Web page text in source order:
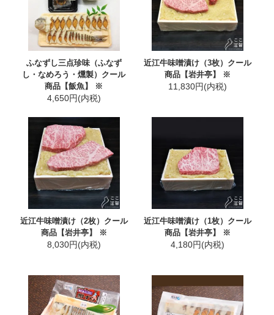
ふなずし三点珍味（ふなず
し・なめろう・燻製）クール
商品【飯魚】 ※
4,650円(内税)
近江牛味噌漬け（3枚）クール
商品【岩井亭】 ※
11,830円(内税)
近江牛味噌漬け（2枚）クール
商品【岩井亭】 ※
8,030円(内税)
近江牛味噌漬け（1枚）クール
商品【岩井亭】 ※
4,180円(内税)